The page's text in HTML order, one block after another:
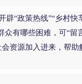
“政策热线”“乡村快
有哪些困难，可“留
资源加入进来，帮助